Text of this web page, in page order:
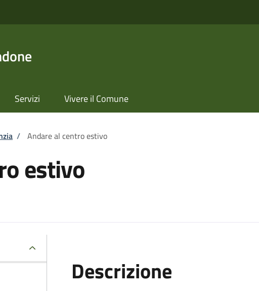
Servizi Vivere il Comune
/ Andare al centro estivo
estivo
Descrizione